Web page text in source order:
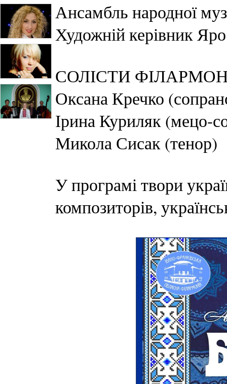
Ансамбль народної
Художній керівник
СОЛІСТИ
Оксана Кречко
Ірина Куриляк (мецо-
Микола Сисак (тенор)
У програмі твори
композиторів,